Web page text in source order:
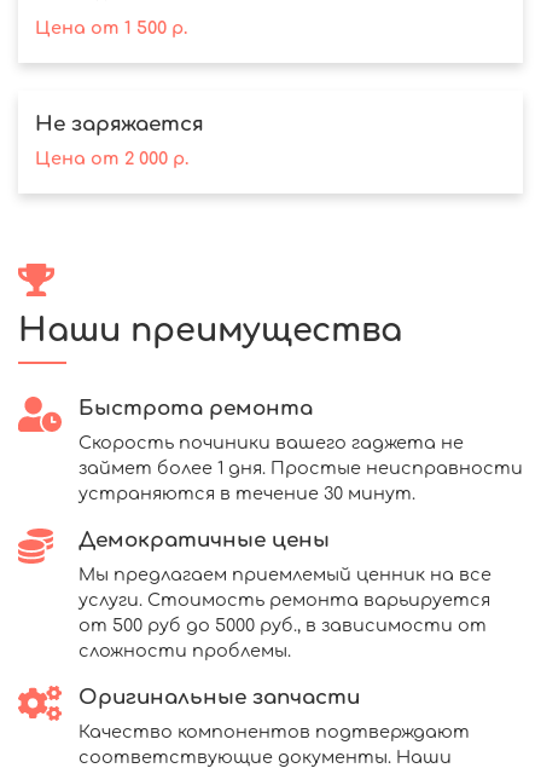
Цена от 1 500р.
Не заряжается
Цена от 2 000р.
Наши преимущества
Быстрота ремонта
Скорость починики вашего гаджета не
займет более 1 дня. Простые неисправности
устраняются в течение 30 минут.
Демократичные цены
Мы предлагаем приемлемый ценник на все
услуги. Стоимость ремонта варьируется
от 500 руб до 5000 руб., в зависимости от
сложности проблемы.
Оригинальные запчасти
Качество компонентов подтверждают
соответствующие документы. Наши